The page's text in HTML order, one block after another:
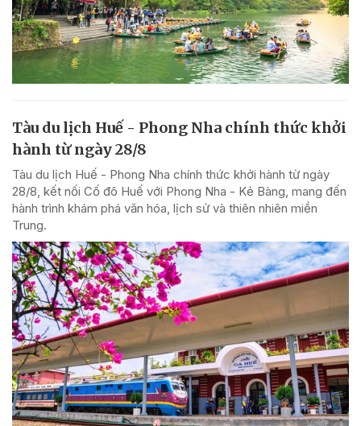
Tàu du lịch Huế - Phong Nha chính thức khởi
hành từ ngày 28/8
Tàu du lịch Huế - Phong Nha chính thức khởi hành từ ngày
28/8, kết nối Cố đô Huế với Phong Nha - Kẻ Bàng, mang đến
hành trình khám phá văn hóa, lịch sử và thiên nhiên miền
Trung.